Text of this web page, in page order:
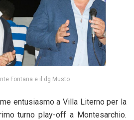
Fontana e il dg Musto
entusiasmo a Villa Literno per la
turno play-off a Montesarchio.